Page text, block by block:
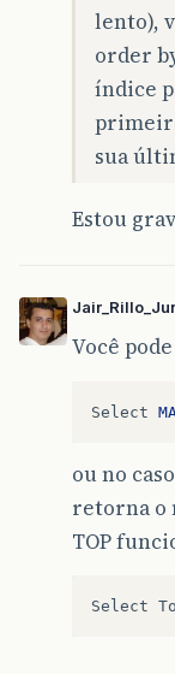
lento),
order
índice
sua
Estou
Você
Select
ou no
retorna o
TOP
Select